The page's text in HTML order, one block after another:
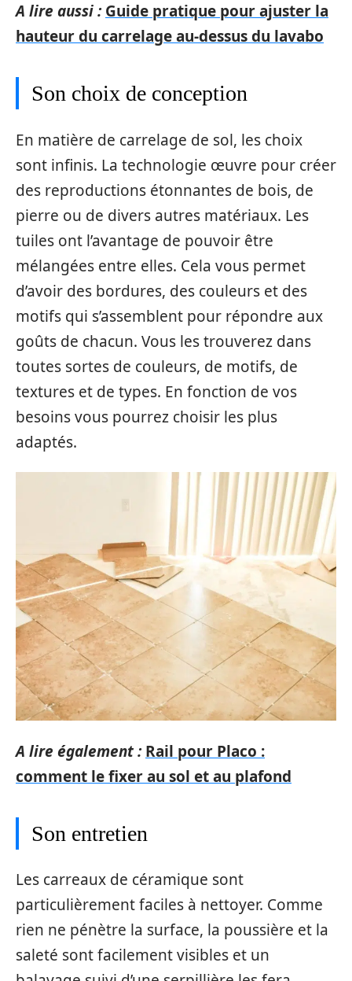
A lire aussi : Guide pratique pour ajuster la
hauteur du carrelage au-dessus du lavabo
Son choix de conception
En matière de carrelage de sol, les choix
sont infinis. La technologie œuvre pour créer
des reproductions étonnantes de bois, de
pierre ou de divers autres matériaux. Les
tuiles ont l’avantage de pouvoir être
mélangées entre elles. Cela vous permet
d’avoir des bordures, des couleurs et des
motifs qui s’assemblent pour répondre aux
goûts de chacun. Vous les trouverez dans
toutes sortes de couleurs, de motifs, de
textures et de types. En fonction de vos
besoins vous pourrez choisir les plus
adaptés.
A lire également : Rail pour Placo :
comment le fixer au sol et au plafond
Son entretien
Les carreaux de céramique sont
particulièrement faciles à nettoyer. Comme
rien ne pénètre la surface, la poussière et la
saleté sont facilement visibles et un